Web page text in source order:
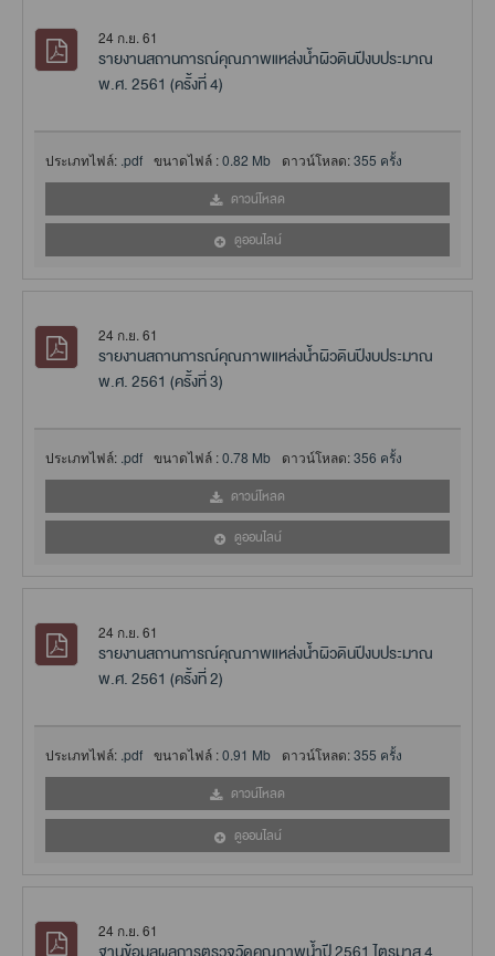
24 ก.ย. 61
รายงานสถานการณ์คุณภาพแหล่งน้ำผิวดินปีงบประมาณ
พ.ศ. 2561 (ครั้งที่ 4)
ประเภทไฟล์: .pdf ขนาดไฟล์ :0.82 Mb ดาวน์โหลด:355 ครั้ง
ดาวน์โหลด
ดูออนไลน์
24 ก.ย. 61
รายงานสถานการณ์คุณภาพแหล่งน้ำผิวดินปีงบประมาณ
พ.ศ. 2561 (ครั้งที่ 3)
ประเภทไฟล์: .pdf ขนาดไฟล์ :0.78 Mb ดาวน์โหลด:356 ครั้ง
ดาวน์โหลด
ดูออนไลน์
24 ก.ย. 61
รายงานสถานการณ์คุณภาพแหล่งน้ำผิวดินปีงบประมาณ
พ.ศ. 2561 (ครั้งที่ 2)
ประเภทไฟล์: .pdf ขนาดไฟล์ :0.91 Mb ดาวน์โหลด:355 ครั้ง
ดาวน์โหลด
ดูออนไลน์
24 ก.ย. 61